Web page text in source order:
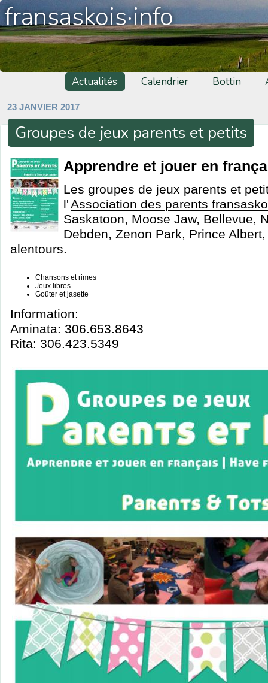
fransaskois·info
Actualités Calendrier Bottin
23 JANVIER 2017
Groupes de jeux parents et petits
Apprendre et jouer en
Les groupes de jeux parents et
l'Association des parents
Saskatoon, Moose Jaw, Bellevue,
Debden, Zenon Park, Prince
alentours.
Chansons et rimes
Jeux libres
Goûter et jasette
Information:
Aminata: 306.653.8643
Rita: 306.423.5349